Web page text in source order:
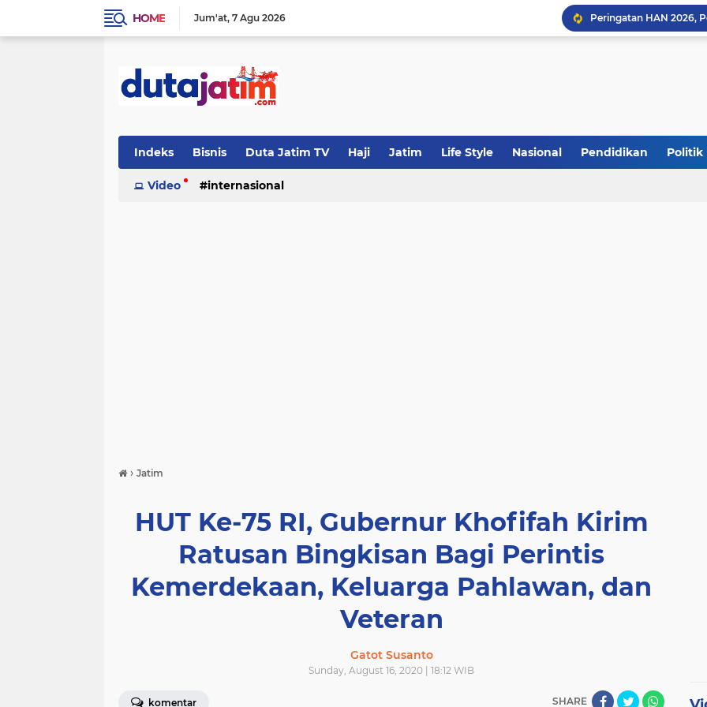
HOME Jum'at 7 Agu 2026
Sinergi Fiskal Moneter:
Indeks Bisnis Duta Jatim TV Haji Jatim Life Style Nasional Pendidikan Politik
Video internasional
› Jatim
HUT Ke-75 RI, Gubernur Khofifah Kirim
Ratusan Bingkisan Bagi Perintis
Kemerdekaan, Keluarga Pahlawan, dan
Veteran
Gatot Susanto
Sunday, August 16, 2020 | 18:12 WIB
komentar SHARE